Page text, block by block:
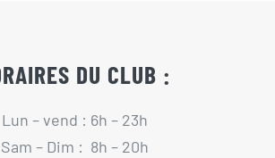
boutique
DU CLUB :
Lun – vend : 6h – 23h
Sam – Dim : 8h – 20h